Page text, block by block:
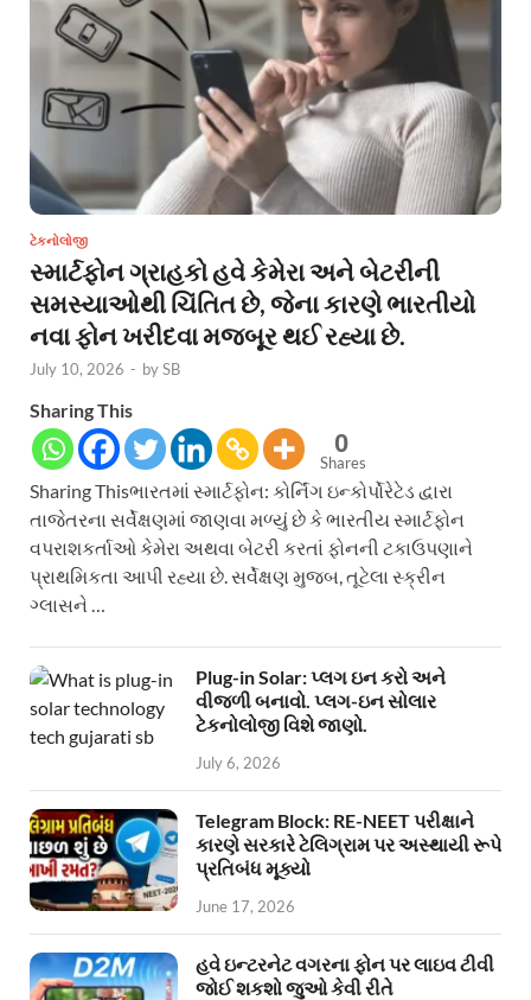
ટેકનોલોજી
સ્માર્ટફોન ગ્રાહકો હવે કેમેરા અને બેટરીની
સમસ્યાઓથી ચિંતિત છે, જેના કારણે ભારતીયો
નવા ફોન ખરીદવા મજબૂર થઈ રહ્યા છે.
July 10, 2026 - bySB
Sharing This
0
Shares
Sharing Thisભારતમાં સ્માર્ટફોન: કોર્નિંગ ઇન્કોર્પોરેટેડ દ્વારા
તાજેતરના સર્વેક્ષણમાં જાણવા મળ્યું છે કે ભારતીય સ્માર્ટફોન
વપરાશકર્તાઓ કેમેરા અથવા બેટરી કરતાં ફોનની ટકાઉપણાને
પ્રાથમિકતા આપી રહ્યા છે. સર્વેક્ષણ મુજબ, તૂટેલા સ્ક્રીન
ગ્લાસને …
Plug-in Solar: પ્લગ ઇન કરો અને
વીજળી બનાવો. પ્લગ-ઇન સોલાર
ટેકનોલોજી વિશે જાણો.
July 6, 2026
Telegram Block: RE-NEET પરીક્ષાને
કારણે સરકારે ટેલિગ્રામ પર અસ્થાયી રૂપે
પ્રતિબંધ મૂક્યો
June 17, 2026
હવે ઇન્ટરનેટ વગરના ફોન પર લાઇવ ટીવી
જોઈ શકશો જુઓ કેવી રીતે